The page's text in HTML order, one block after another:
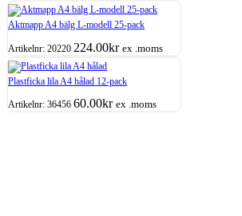
Aktmapp A4 bälg L-modell 25-pack
Artikelnr: 20220 224.00kr ex .moms
Plastficka lila A4 hålad 12-pack
Artikelnr: 36456 60.00kr ex .moms